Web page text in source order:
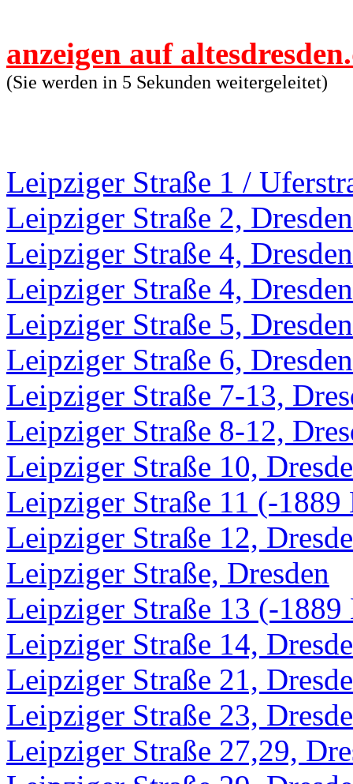
anzeigen auf
(Sie werden in 4 Sekunden weitergeleitet)
Leipziger Straße 1 /
Leipziger Straße 2, Dresden
Leipziger Straße 4, Dresden
Leipziger Straße 4, Dresden
Leipziger Straße 5, Dresden
Leipziger Straße 6, Dresden
Leipziger Straße 7-13,
Leipziger Straße 8-12,
Leipziger Straße 10,
Leipziger Straße 11 (-
Leipziger Straße 12,
Leipziger Straße, Dresden
Leipziger Straße 13 (-
Leipziger Straße 14,
Leipziger Straße 21,
Leipziger Straße 23,
Leipziger Straße 27,29,